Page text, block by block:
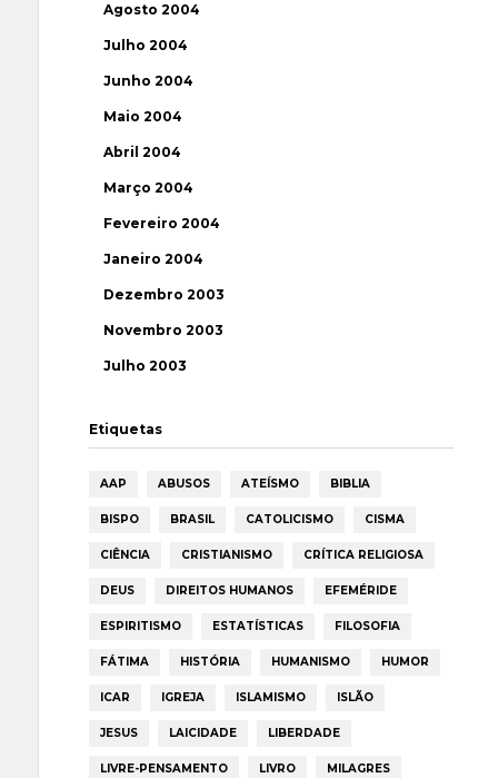
Agosto 2004
Julho 2004
Junho 2004
Maio 2004
Abril 2004
Março 2004
Fevereiro 2004
Janeiro 2004
Dezembro 2003
Novembro 2003
Julho 2003
Etiquetas
AAP ABUSOS ATEÍSMO BIBLIA
BISPO BRASIL CATOLICISMO CISMA
CIÊNCIA CRISTIANISMO CRÍTICA RELIGIOSA
DEUS DIREITOS HUMANOS EFEMÉRIDE
ESPIRITISMO ESTATÍSTICAS FILOSOFIA
FÁTIMA HISTÓRIA HUMANISMO HUMOR
ICAR IGREJA ISLAMISMO ISLÃO
JESUS LAICIDADE LIBERDADE
LIVRE-PENSAMENTO LIVRO MILAGRES